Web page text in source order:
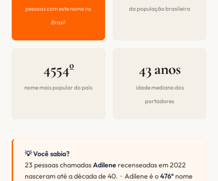
pessoas com este nome no
Brasil
da população brasileira
4554º
nome mais popular do país
43 anos
idade mediana dos
portadores
💡 Você sabia?
23 pessoas chamadasAdilene recenseadas em 2022
nasceram até a década de 40. · Adilene é o476º nome